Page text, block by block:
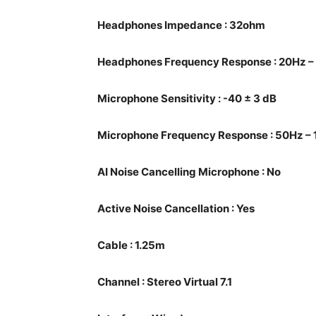
Headphones Impedance : 32ohm
Headphones Frequency Response : 20Hz
Microphone Sensitivity : -40 ± 3 dB
Microphone Frequency Response : 50Hz –
AI Noise Cancelling Microphone : No
Active Noise Cancellation : Yes
Cable : 1.25m
Channel : Stereo Virtual 7.1